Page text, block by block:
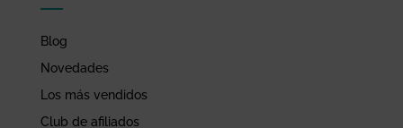
Blog
Novedades
Los más vendidos
Club de afiliados